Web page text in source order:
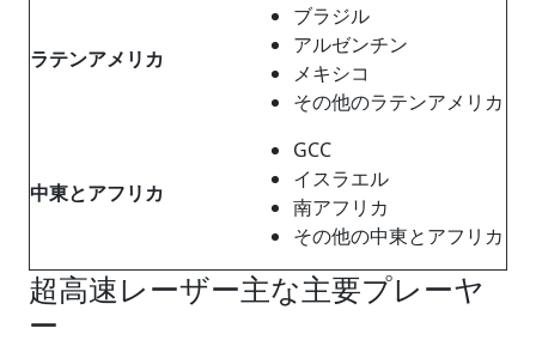
ラテンアメリカ
ブラジル
アルゼンチン
メキシコ
その他のラテンアメリカ
中東とアフリカ
GCC
イスラエル
南アフリカ
その他の中東とアフリカ
超高速レーザー主な主要プレーヤ
ー